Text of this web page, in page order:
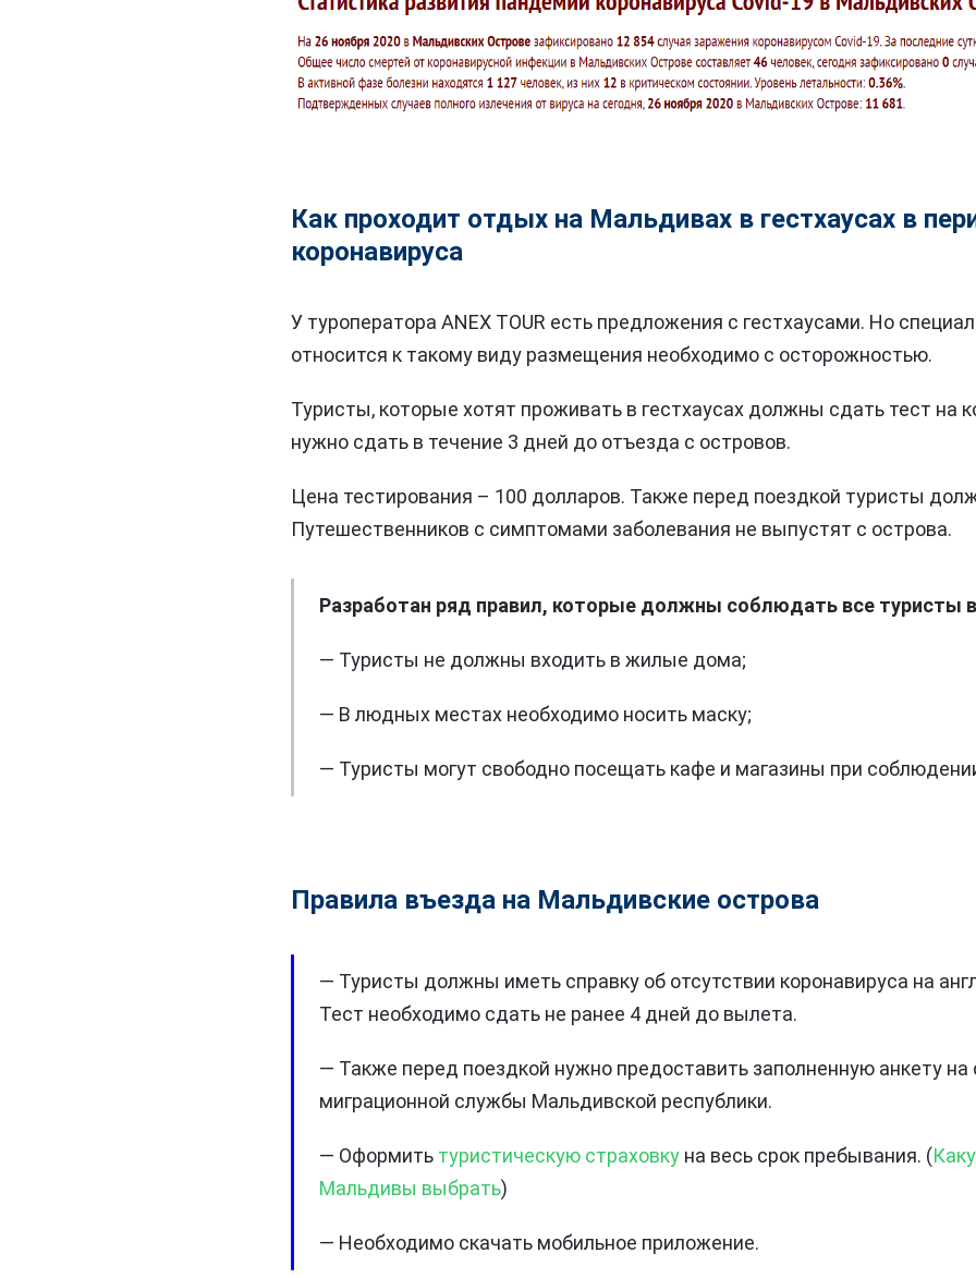
Как проходит отдых на Мальдивах в гестхаусах в
коронавируса
У туроператора ANEX TOUR есть предложения с гестхаусами. Но
относится к такому виду размещения необходимо с осторожностью.
Туристы, которые хотят проживать в гестхаусах должны сдать тест на
нужно сдать в течение 3 дней до отъезда с островов.
Цена тестирования – 100 долларов. Также перед поездкой туристы
Путешественников с симптомами заболевания не выпустят с острова.
Разработан ряд правил, которые должны соблюдать все туристы в
— Туристы не должны входить в жилые дома;
— В людных местах необходимо носить маску;
— Туристы могут свободно посещать кафе и магазины при
Правила въезда на Мальдивские острова
— Туристы должны иметь справку об отсутствии коронавируса на
Тест необходимо сдать не ранее 4 дней до вылета.
— Также перед поездкой нужно предоставить заполненную анкету на
миграционной службы Мальдивской республики.
— Оформить туристическую страховку на весь срок пребывания. (
Мальдивы выбрать)
— Необходимо скачать мобильное приложение.